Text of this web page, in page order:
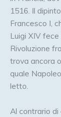
1516. Il
Francesco I,
Luigi XIV
Rivoluzione
trova ancora
quale
letto.
Al contrario di